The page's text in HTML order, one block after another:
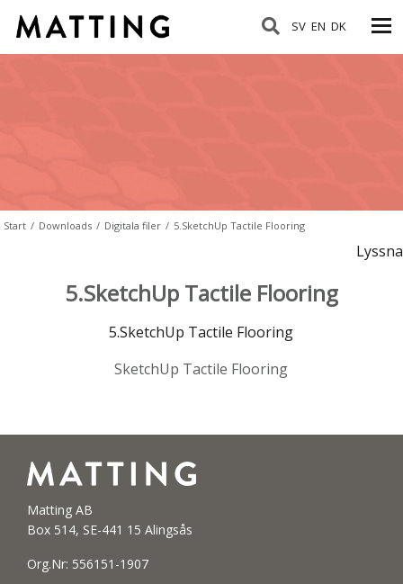
SV EN DK
Start / Downloads / Digitala filer / 5.SketchUp Tactile Flooring
Lyssna
5.SketchUp Tactile Flooring
5.SketchUp Tactile Flooring
SketchUp Tactile Flooring
Matting AB
Box 514, SE-441 15 Alingsås
Org.Nr: 556151-1907